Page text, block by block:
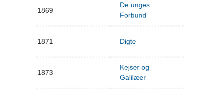
1869
De unges
Forbund
1871 Digte
1873
Kejser og
Galilæer